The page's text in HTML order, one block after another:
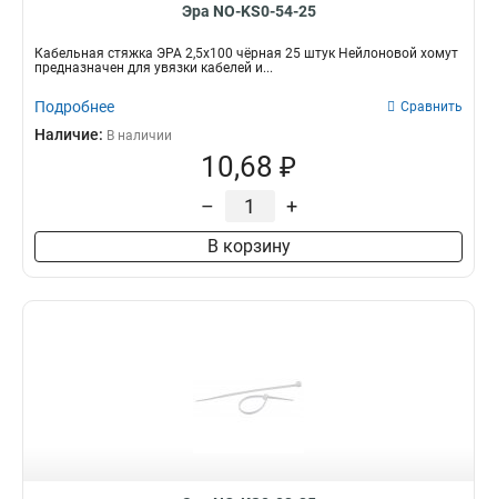
Эра NO-KS0-54-25
Кабельная стяжка ЭРА 2,5х100 чёрная 25 штук Нейлоновой хомут
предназначен для увязки кабелей и...
Подробнее Сравнить
Наличие: В наличии
10,68 ₽
– +
В корзину